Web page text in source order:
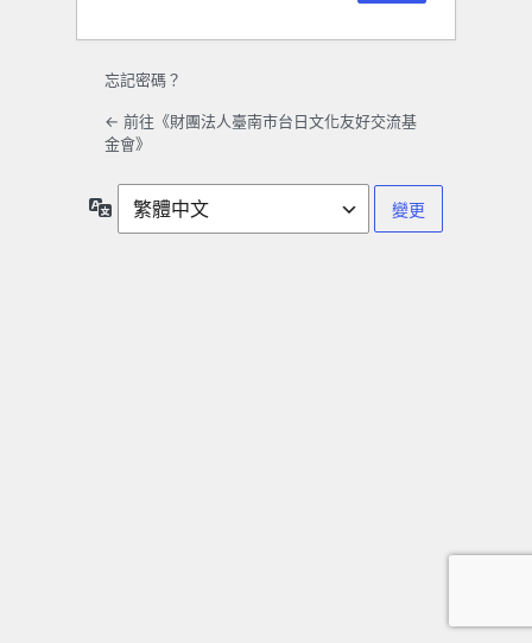
忘記密碼？
← 前往《財團法人臺南市台日文化友好交流基
金會》
言